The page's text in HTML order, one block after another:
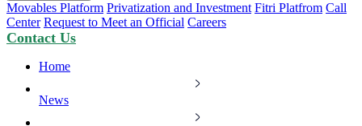
Movables Platform Privatization and Investment Fitri Platfrom Call
Center Request to Meet an Official Careers
Contact Us
Home
News